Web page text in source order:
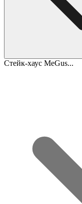
Стейк-хаус MeGus...